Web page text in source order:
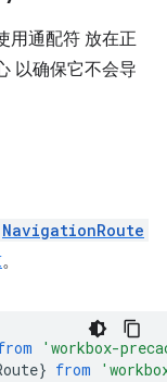
用通配符 放在正
以确保它不会导
NavigationRoute
。
'workbox-
} from